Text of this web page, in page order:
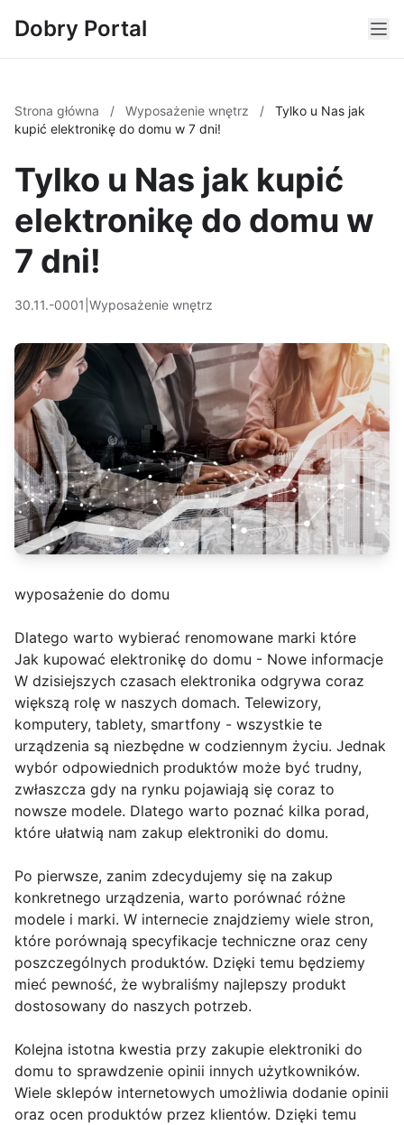
Dobry Portal
Strona główna / Wyposażenie wnętrz /
Tylko u Nas jak
kupić elektronikę do domu w 7 dni!
Tylko u Nas jak kupić
elektronikę do domu w
7 dni!
30.11.-0001 Wyposażenie wnętrz
wyposażenie do domu
Dlatego warto wybierać renomowane marki które
Jak kupować elektronikę do domu - Nowe informacje
W dzisiejszych czasach elektronika odgrywa coraz
większą rolę w naszych domach. Telewizory,
komputery, tablety, smartfony - wszystkie te
urządzenia są niezbędne w codziennym życiu. Jednak
wybór odpowiednich produktów może być trudny,
zwłaszcza gdy na rynku pojawiają się coraz to
nowsze modele. Dlatego warto poznać kilka porad,
które ułatwią nam zakup elektroniki do domu.
Po pierwsze, zanim zdecydujemy się na zakup
konkretnego urządzenia, warto porównać różne
modele i marki. W internecie znajdziemy wiele stron,
które porównają specyfikacje techniczne oraz ceny
poszczególnych produktów. Dzięki temu będziemy
mieć pewność, że wybraliśmy najlepszy produkt
dostosowany do naszych potrzeb.
Kolejna istotna kwestia przy zakupie elektroniki do
domu to sprawdzenie opinii innych użytkowników.
Wiele sklepów internetowych umożliwia dodanie opinii
oraz ocen produktów przez klientów. Dzięki temu